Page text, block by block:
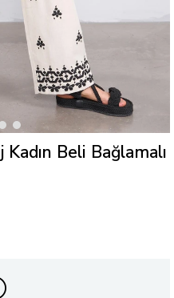
Beli Bağlamalı